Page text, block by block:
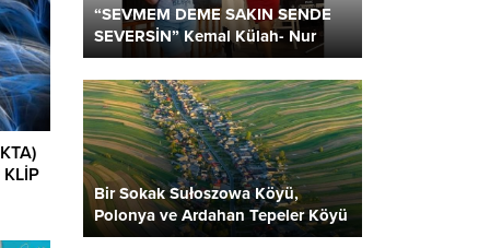
“SEVMEM DEME SAKIN SENDE
SEVERSİN” Kemal Külah- Nur
Parlar
Bir Sokak Sułoszowa Köyü,
Polonya ve Ardahan Tepeler Köyü
2 Kare…